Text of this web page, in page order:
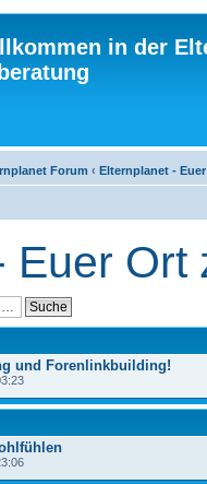
in der
Forum ‹ Elternplanet -
Euer Ort
und Forenlinkbuilding!